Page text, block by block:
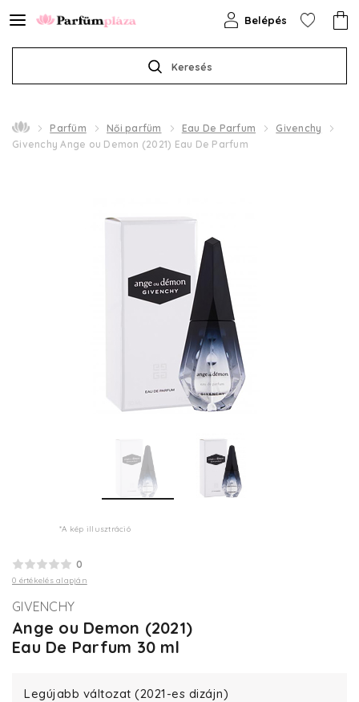
Keresés
Belépés
Parfüm Női parfüm Eau De Parfum
Givenchy
Givenchy Ange ou Demon (2021) Eau De Parfum
*A kép illusztráció
0
0 értékelés alapján
GIVENCHY
Ange ou Demon (2021)
Eau De Parfum 30 ml
Legújabb változat (2021-es dizájn)